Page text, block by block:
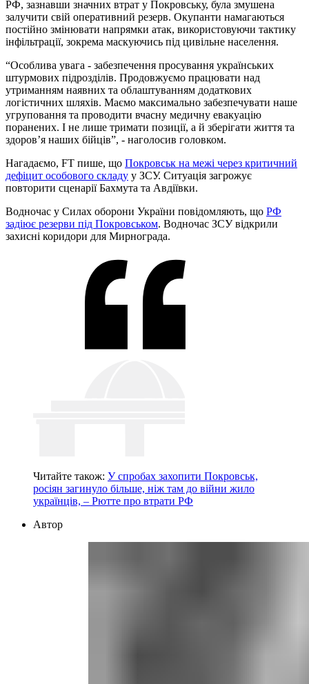
РФ, зазнавши значних втрат у Покровську, була змушена
залучити свій оперативний резерв. Окупанти намагаються
постійно змінювати напрямки атак, використовуючи тактику
інфільтрації, зокрема маскуючись під цивільне населення.
“Особлива увага - забезпечення просування українських
штурмових підрозділів. Продовжуємо працювати над
утриманням наявних та облаштуванням додаткових
логістичних шляхів. Маємо максимально забезпечувати наше
угруповання та проводити вчасну медичну евакуацію
поранених. І не лише тримати позиції, а й зберігати життя та
здоров’я наших бійців”, - наголосив головком.
Нагадаємо, FT пише, що Покровськ на межі через критичний
дефіцит особового складу у ЗСУ. Ситуація загрожує
повторити сценарії Бахмута та Авдіївки.
Водночас у Силах оборони України повідомляють, що РФ
задіює резерви під Покровськом. Водночас ЗСУ відкрили
захисні коридори для Мирнограда.
Читайте також: У спробах захопити Покровськ,
росіян загинуло більше, ніж там до війни жило
українців, – Рютте про втрати РФ
Автор